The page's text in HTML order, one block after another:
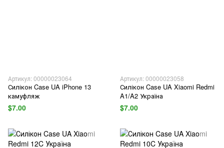
Артикул: 00000023064
Силікон Case UA iPhone 13
камуфляж
$7.00
Артикул: 00000023058
Силікон Case UA Xiaomi Redmi
A1/A2 Україна
$7.00